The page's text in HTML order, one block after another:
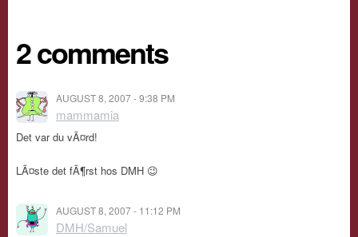
2 comments
AUGUST 8, 2007 - 9:38 PM
mammamia
Det var du vÃ¤rd!
LÃ¤ste det fÃ¶rst hos DMH 😉
AUGUST 8, 2007 - 11:12 PM
DMH/Samuel